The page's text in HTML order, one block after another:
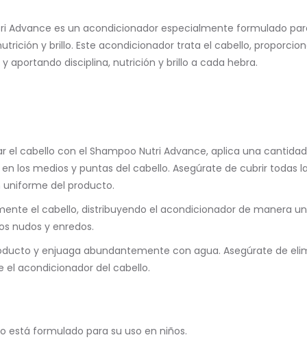
Advance es un acondicionador especialmente formulado
y brillo. Este acondicionador trata el cabello,
aportando disciplina, nutrición y brillo a cada hebra.
el cabello con el Shampoo Nutri Advance, aplica una
los medios y puntas del cabello. Asegúrate de cubrir todas
uniforme del producto.
el cabello, distribuyendo el acondicionador de manera
nudos y enredos.
y enjuaga abundantemente con agua. Asegúrate de
acondicionador del cabello.
está formulado para su uso en niños.